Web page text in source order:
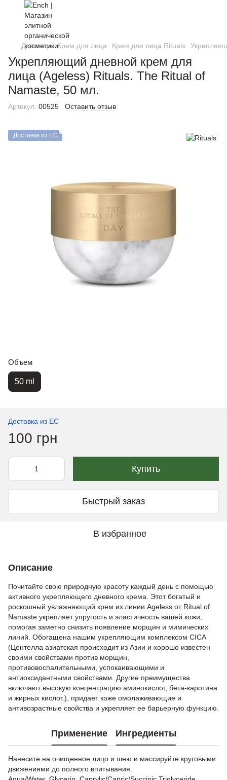
Для лица Крем для лица Крем для лица Rituals
Укрепляющий дневной крем для
лица (Ageless) Rituals. The Ritual of
Namaste, 50 мл.
Артикул: 00525 Оставить отзыв
Доставка из ЕС
Объем
50 ml
Доставка из ЕС
100 грн
Купить
Быстрый заказ
В избранное
Описание
Почитайте свою природную красоту каждый день с помощью
активного укрепляющего дневного крема. Этот богатый и
роскошный увлажняющий крем из линии Ageless от Ritual of
Namaste укрепляет упругость и эластичность вашей кожи,
помогая заметно снизить появление морщин и мимических
линий. Обогащена нашим укрепляющим комплексом CICA
(Центелла азиатская происходит из Азии и хорошо известен
своими свойствами против морщин,
противовоспалительными, успокаивающими и
антиоксидантными свойствами. Другие преимущества
включают высокую концентрацию аминокислот, бета-каротина
и жирных кислот.), придает коже омолаживающие и
антивозрастные свойства и укрепляет ее барьерную функцию.
Применение Ингредиенты
Нанесите на очищенное лицо и шею и массируйте круговыми
движениями до полного впитывания.